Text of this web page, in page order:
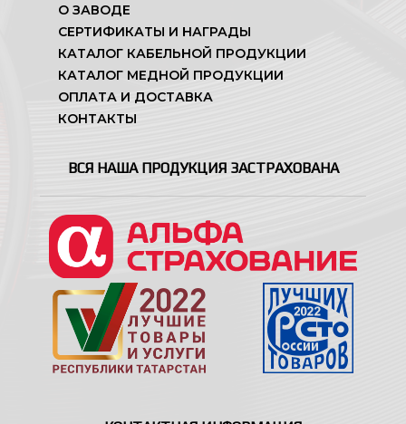
О ЗАВОДЕ
СЕРТИФИКАТЫ И НАГРАДЫ
КАТАЛОГ КАБЕЛЬНОЙ ПРОДУКЦИИ
КАТАЛОГ МЕДНОЙ ПРОДУКЦИИ
ОПЛАТА И ДОСТАВКА
КОНТАКТЫ
ВСЯ НАША ПРОДУКЦИЯ ЗАСТРАХОВАНА